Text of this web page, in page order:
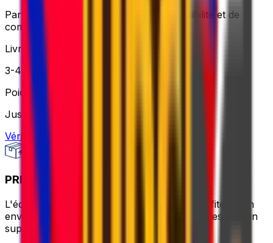
Parfait lorsque vous avez besoin de flexibilité et de
commodité sans vous ruiner.
Livraison
3-4 jours ouvrables
Poids
Jusqu'à 30 kg
Vérifier l'option
PRIORITY PACKAGE
L'équilibre idéal entre valeur et rapidité – profitez d'un
envoi rapide, d'horaires de ramassage flexibles et d'un
support pour les colis plus lourds.